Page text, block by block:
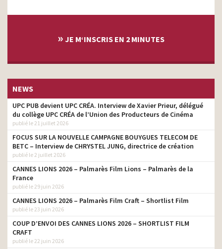
» JE M‘INSCRIS EN 2 MINUTES
NEWS
UPC PUB devient UPC CRÉA. Interview de Xavier Prieur, délégué
du collège UPC CRÉA de l’Union des Producteurs de Cinéma
publié le 21 juillet 2026
FOCUS SUR LA NOUVELLE CAMPAGNE BOUYGUES TELECOM DE
BETC – Interview de CHRYSTEL JUNG, directrice de création
publié le 2 juillet 2026
CANNES LIONS 2026 – Palmarès Film Lions – Palmarès de la
France
publié le 29 juin 2026
CANNES LIONS 2026 – Palmarès Film Craft – Shortlist Film
publié le 23 juin 2026
COUP D’ENVOI DES CANNES LIONS 2026 – SHORTLIST FILM
CRAFT
publié le 22 juin 2026